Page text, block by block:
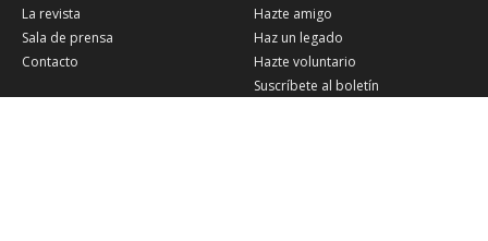
La revista
Sala de prensa
Contacto
Hazte amigo
Haz un legado
Hazte voluntario
Suscríbete al boletín